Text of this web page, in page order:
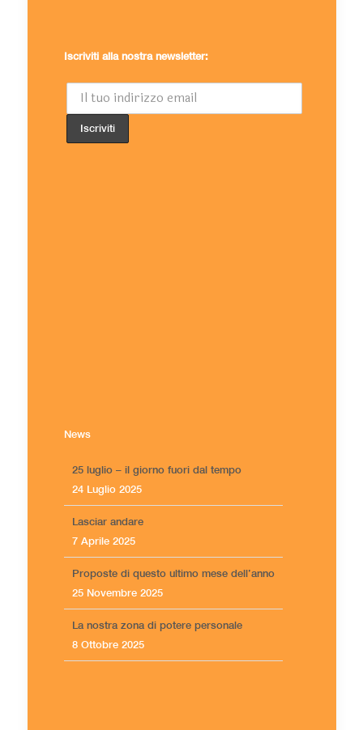
Iscriviti alla nostra newsletter:
News
25 luglio – il giorno fuori dal tempo
24 Luglio 2025
Lasciar andare
7 Aprile 2025
Proposte di questo ultimo mese dell’anno
25 Novembre 2025
La nostra zona di potere personale
8 Ottobre 2025